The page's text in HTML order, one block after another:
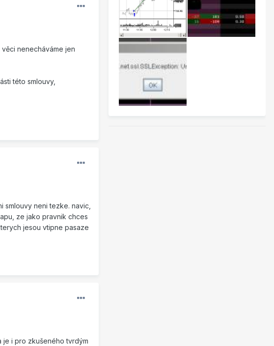
nenecháváme jen
této smlouvy,
smlouvy neni tezke. navic,
ze jako pravnik chces
jesou vtipne pasaze
je i pro zkušeného tvrdým